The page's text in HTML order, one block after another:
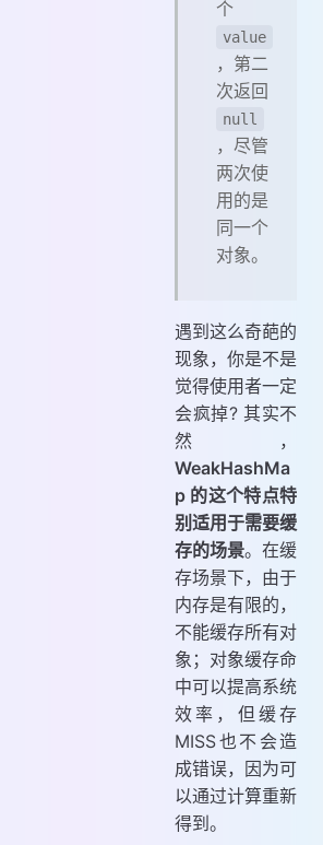
个
value
，第二
次返回
null
，尽管
两次使
用的是
同一个
对象。
遇到这么奇葩的
现象，你是不是
觉得使用者一定
会疯掉? 其实不
然，
WeakHashMa
p 的这个特点特
别适用于需要缓
存的场景。在缓
存场景下，由于
内存是有限的，
不能缓存所有对
象；对象缓存命
中可以提高系统
效率，但缓存
MISS也不会造
成错误，因为可
以通过计算重新
得到。